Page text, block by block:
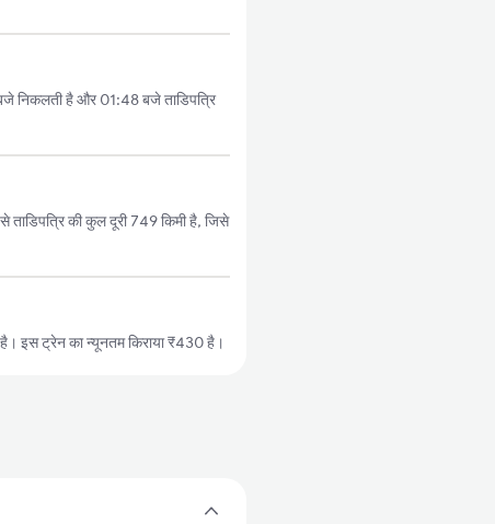
निकलती है और 01:48 बजे ताडिपत्रि
की कुल दूरी 749 किमी है, जिसे
इस ट्रेन का न्यूनतम किराया ₹430 है।